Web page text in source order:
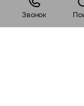
Звонок